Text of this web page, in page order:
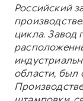
Российский
цикла. Завод
области, был